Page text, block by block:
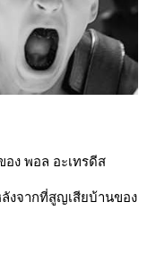
อง พอล อะเทรดีส
งจากที่สูญเสียบ้านของ